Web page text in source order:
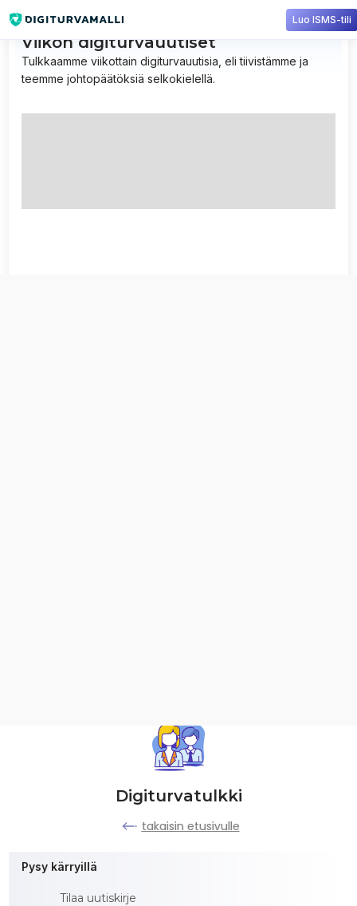
Digiturvatulkki
takaisin etusivulle
Pysy kärryillä
Tilaa uutiskirje
Viikon digiturvauutiset
Tulkkaamme viikottain digiturvauutisia, eli tiivistämme ja
teemme johtopäätöksiä selkokielellä.
Luo ISMS-tili